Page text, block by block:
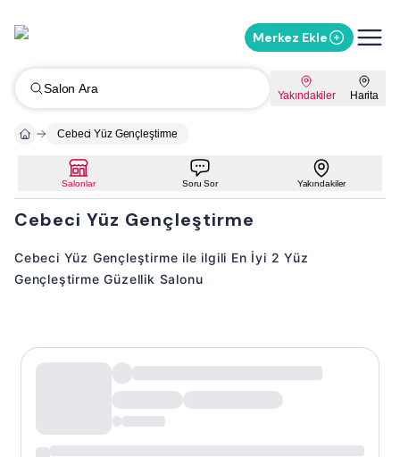
Merkez Ekle
Salon Ara Yakındakiler Harita
Cebeci Yüz Gençleştirme
Salonlar Soru Sor Yakındakiler
Cebeci Yüz Gençleştirme
Cebeci Yüz Gençleştirme ile ilgili En İyi 2 Yüz
Gençleştirme Güzellik Salonu